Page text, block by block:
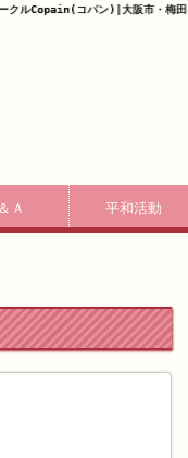
クルCopain(コパン)|大阪市・梅田
Ａ 平和活動